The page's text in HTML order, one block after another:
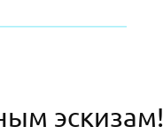
эскизам!